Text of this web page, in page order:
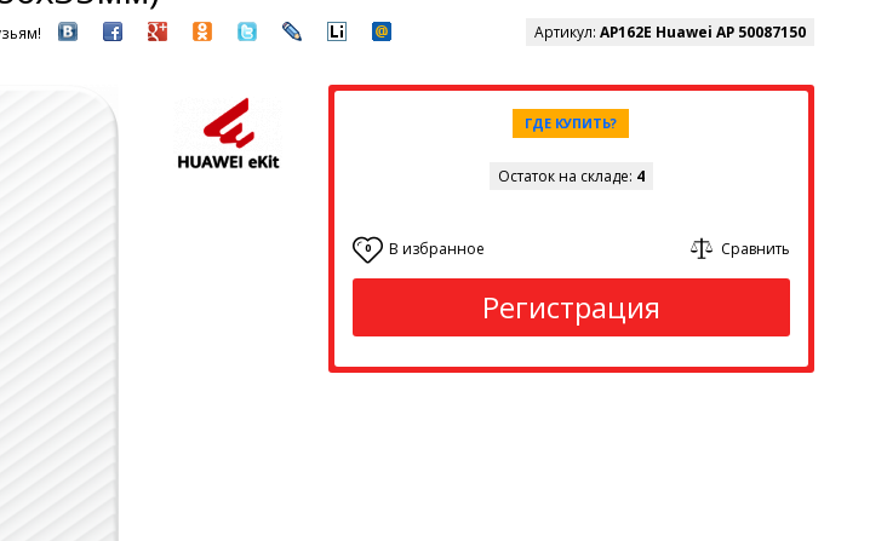
Артикул: AP162E Huawei AP 50087150
ГДЕ КУПИТЬ?
Остаток на складе: 4
0 В избранное Сравнить
Регистрация